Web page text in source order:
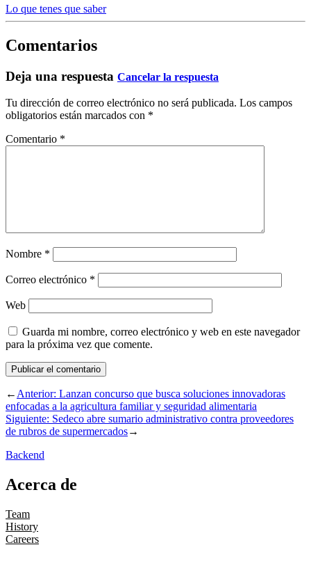
Lo que tenes que saber
Comentarios
Deja una respuesta Cancelar la respuesta
Tu dirección de correo electrónico no será publicada. Los campos
obligatorios están marcados con *
Comentario *
Nombre *
Correo electrónico *
Web
Guarda mi nombre, correo electrónico y web en este navegador
para la próxima vez que comente.
←Anterior: Lanzan concurso que busca soluciones innovadoras
enfocadas a la agricultura familiar y seguridad alimentaria
Siguiente: Sedeco abre sumario administrativo contra proveedores
de rubros de supermercados→
Backend
Acerca de
Team
History
Careers